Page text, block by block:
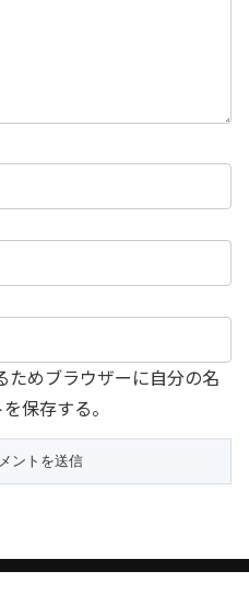
ためブラウザーに自分の名
保存する。